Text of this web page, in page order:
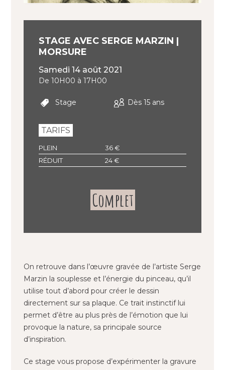
STAGE AVEC SERGE MARZIN |
MORSURE
samedi 14 août 2021
De 10H00 à 17H00
Stage Dès 15 ans
TARIFS
PLEIN
36 €
RÉDUIT
24 €
Complet
On retrouve dans l’œuvre gravée de l’artiste Serge
Marzin la souplesse et l’énergie du pinceau, qu’il
utilise tout d’abord pour créer le dessin
directement sur sa plaque. Ce trait instinctif lui
permet d’être au plus près de l’émotion que lui
provoque la nature, sa principale source
d’inspiration.
Ce stage vous propose d’expérimenter la gravure